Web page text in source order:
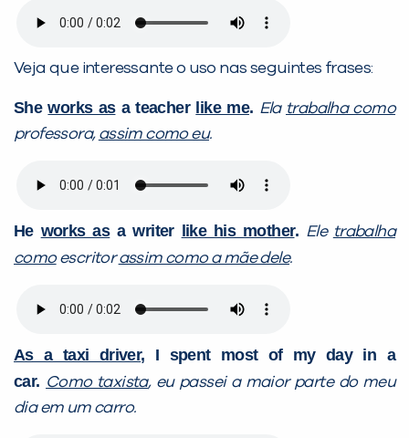
Veja que interessante o uso nas seguintes frases:
Sheworks asa teacher like me. Ela trabalha como
professora, assim como eu.
He works asa writer like his mother. Ele trabalha
comoescritorassim como a mãe dele.
As a taxi driver, I spent most of my day in a
car. Como taxista, eu passei a maior parte do meu
dia em um carro.